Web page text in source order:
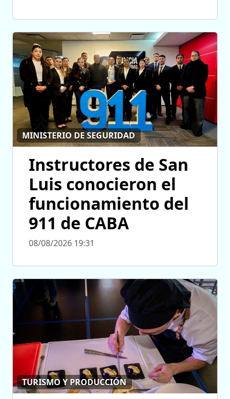
MINISTERIO DE SEGURIDAD
Instructores de San
Luis conocieron el
funcionamiento del
911 de CABA
08/08/2026 19:31
TURISMO Y PRODUCCIÓN